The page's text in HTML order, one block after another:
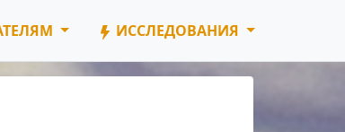
ИССЛЕДОВАНИЯ